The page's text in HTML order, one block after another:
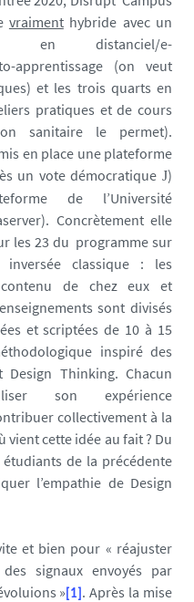
vraimenthybride avec un
distanciel/e-
apprentissage (on veut
et les trois quarts en
pratiques et de cours
sanitaire le permet).
en place une plateforme
un vote démocratiqueJ)
de l’Université
Concrètement elle
les 23 du programme sur
classique : les
de chez eux et
sont divisés
et scriptées de 10 à 15
inspiré des
Thinking. Chacun
son expérience
collectivement à la
vient cette idée au fait ? Du
de la précédente
l’empathie de Design
et bien pour « réajuster
signaux envoyés par
» [1] . Après la mise